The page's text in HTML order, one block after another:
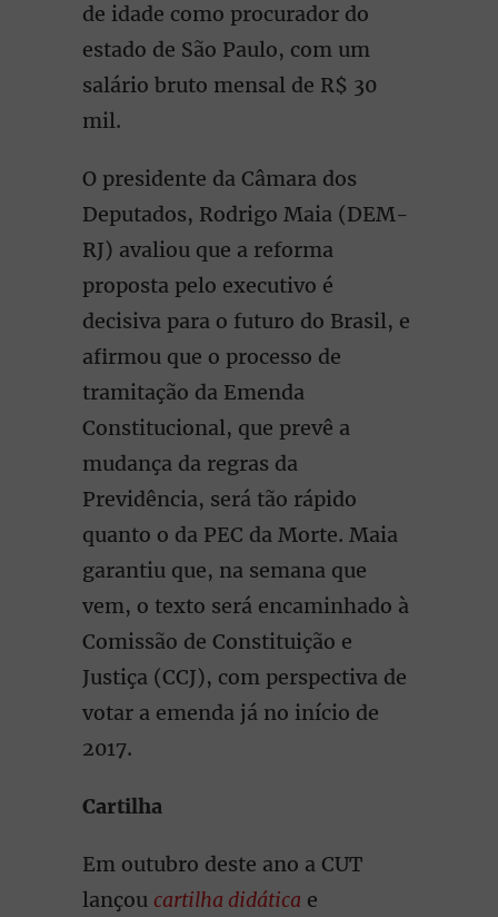
de idade como procurador do
estado de São Paulo, com um
salário bruto mensal de R$ 30
mil.
O presidente da Câmara dos
Deputados, Rodrigo Maia (DEM-
RJ) avaliou que a reforma
proposta pelo executivo é
decisiva para o futuro do Brasil, e
afirmou que o processo de
tramitação da Emenda
Constitucional, que prevê a
mudança da regras da
Previdência, será tão rápido
quanto o da PEC da Morte. Maia
garantiu que, na semana que
vem, o texto será encaminhado à
Comissão de Constituição e
Justiça (CCJ), com perspectiva de
votar a emenda já no início de
2017.
Cartilha
Em outubro deste ano a CUT
lançou cartilha didática e